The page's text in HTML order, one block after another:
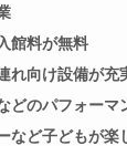
館料が無料
れ向け設備が充
どのパフォーマ
など子どもが楽